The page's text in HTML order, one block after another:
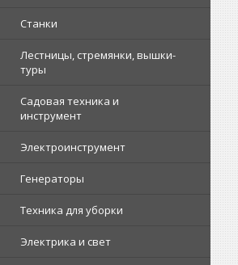
Станки
Лестницы, стремянки, вышки-
туры
Садовая техника и
инструмент
Электроинструмент
Генераторы
Техника для уборки
Электрика и свет